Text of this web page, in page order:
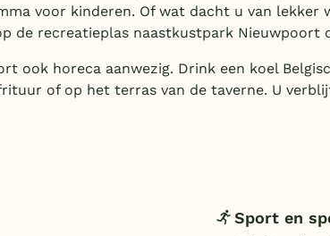
voor kinderen. Of wat dacht u van lekker
de recreatieplas naastkustpark Nieuwpoort
ook horeca aanwezig. Drink een koel
of op het terras van de taverne. U
Sport en